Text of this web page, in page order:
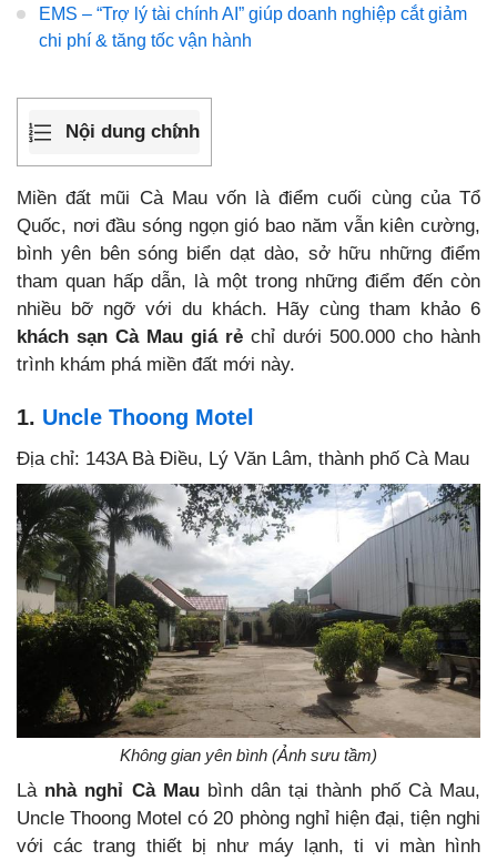
EMS – “Trợ lý tài chính AI” giúp doanh nghiệp cắt giảm
chi phí & tăng tốc vận hành
Nội dung chính
Miền đất mũi Cà Mau vốn là điểm cuối cùng của Tổ
Quốc, nơi đầu sóng ngọn gió bao năm vẫn kiên cường,
bình yên bên sóng biển dạt dào, sở hữu những điểm
tham quan hấp dẫn, là một trong những điểm đến còn
nhiều bỡ ngỡ với du khách. Hãy cùng tham khảo 6
khách sạn Cà Mau giá rẻ chỉ dưới 500.000 cho hành
trình khám phá miền đất mới này.
1. Uncle Thoong Motel
Địa chỉ: 143A Bà Điều, Lý Văn Lâm, thành phố Cà Mau
Không gian yên bình (Ảnh sưu tầm)
Là nhà nghỉ Cà Maubình dân tại thành phố Cà Mau,
Uncle Thoong Motel có 20 phòng nghỉ hiện đại, tiện nghi
với các trang thiết bị như máy lạnh, ti vi màn hình